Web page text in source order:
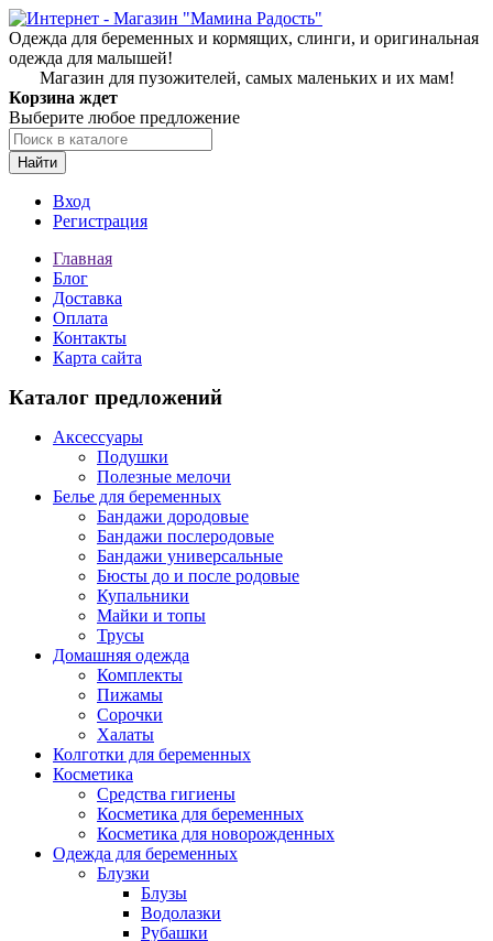
Одежда для беременных и кормящих, слинги, и оригинальная
одежда для малышей!
Магазин для пузожителей, самых маленьких и их мам!
Корзина ждет
Выберите любое предложение
Найти
Вход
Регистрация
Главная
Блог
Доставка
Оплата
Контакты
Карта сайта
Каталог предложений
Аксессуары
Подушки
Полезные мелочи
Белье для беременных
Бандажи дородовые
Бандажи послеродовые
Бандажи универсальные
Бюсты до и после родовые
Купальники
Майки и топы
Трусы
Домашняя одежда
Комплекты
Пижамы
Сорочки
Халаты
Колготки для беременных
Косметика
Cредства гигиены
Косметика для беременных
Косметика для новорожденных
Одежда для беременных
Блузки
Блузы
Водолазки
Рубашки